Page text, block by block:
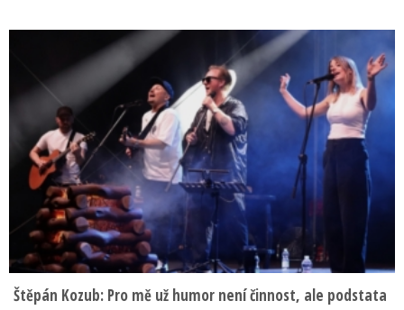
Štěpán Kozub: Pro mě už humor není činnost, ale podstata